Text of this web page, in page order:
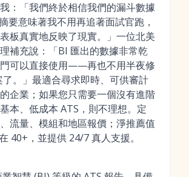
：「我們終於相信我們的漏斗數據
要意味著我不用再追著面試官跑，
板真實地反映了現實。」一位北美
補充說：「BI 匯出的數據非常乾
可以直接使用——再也不用半夜修
了。」最適合尋求即時、可供審計
企業；如果您只需要一個沒有進階
本、低成本 ATS，則不理想。定
流量、模組和地區報價；淨推薦值
40+，並提供 24/7 真人支援。